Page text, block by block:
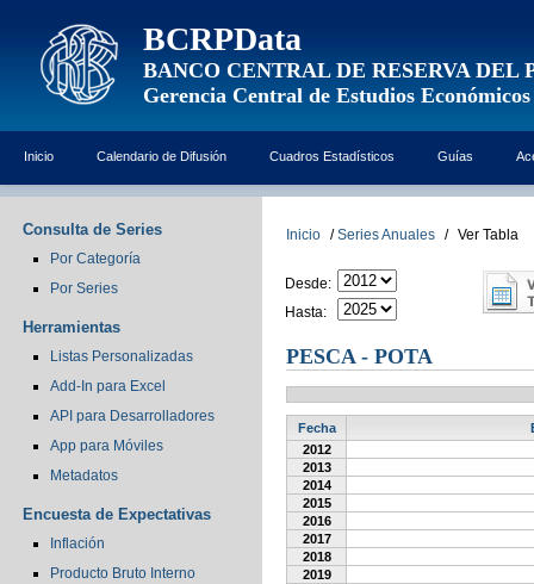
BCRPData
BANCO CENTRAL DE RESERVA DEL
Gerencia Central de Estudios Económicos
Inicio Calendario de Difusión Cuadros Estadísticos Guías
Consulta de Series
Por Categoría
Por Series
Herramientas
Listas Personalizadas
Add-In para Excel
API para Desarrolladores
App para Móviles
Metadatos
Encuesta de Expectativas
Inflación
Producto Bruto Interno
Inicio / Series Anuales / Ver Tabla
Desde:
Hasta:
PESCA - POTA
Fecha
2012
2013
2014
2015
2016
2017
2018
2019